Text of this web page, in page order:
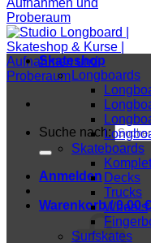
Suche nach:
Anmelden
Warenkorb /0,00€
Skateshop
Longboards
Skateboards
Decks
Trucks
Wheels
Surfskates